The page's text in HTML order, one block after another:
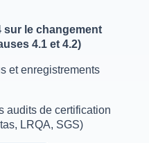
sur le changement
4.1 et 4.2)
et enregistrements
audits de certification
LRQA, SGS)